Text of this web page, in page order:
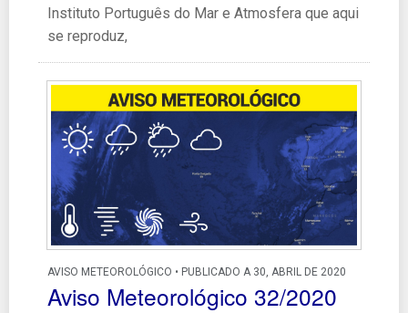
Instituto Português do Mar e Atmosfera que aqui
se reproduz,
AVISO METEOROLÓGICO • PUBLICADO A 30, ABRIL DE 2020
Aviso Meteorológico 32/2020